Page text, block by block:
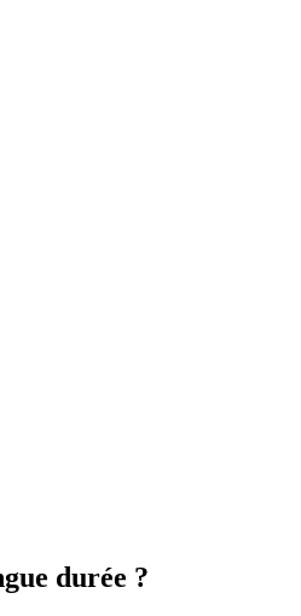
durée ?